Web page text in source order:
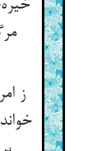
ز